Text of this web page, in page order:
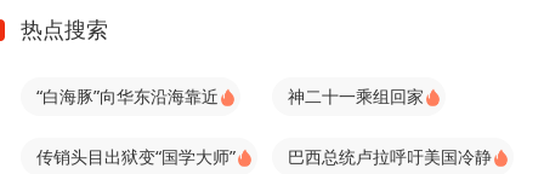
热点搜索
“白海豚”向华东沿海靠近 神二十一乘组回家
传销头目出狱变“国学大师” 巴西总统卢拉呼吁美国冷静